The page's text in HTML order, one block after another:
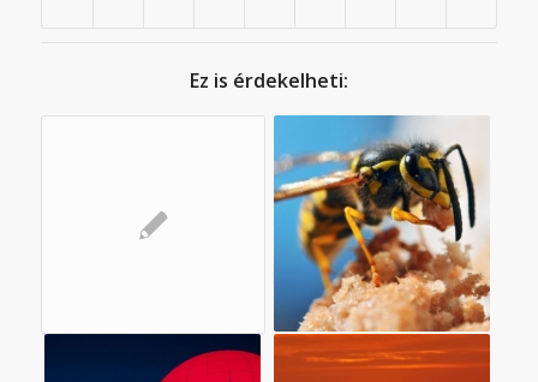
Ez is érdekelheti: